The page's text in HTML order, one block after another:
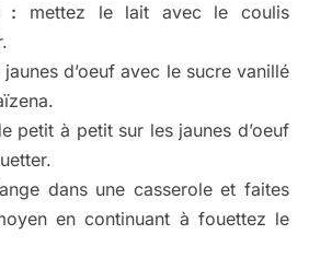
: mettez le lait avec le coulis
d’oeuf avec le sucre vanillé
petit à petit sur les jaunes d’oeuf
dans une casserole et faites
en continuant à fouettez le